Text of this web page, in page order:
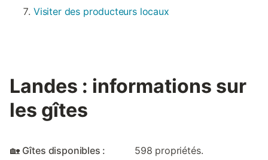
Visiter des producteurs locaux
Landes : informations sur
les gîtes
🏡 Gîtes disponibles : 598 propriétés.